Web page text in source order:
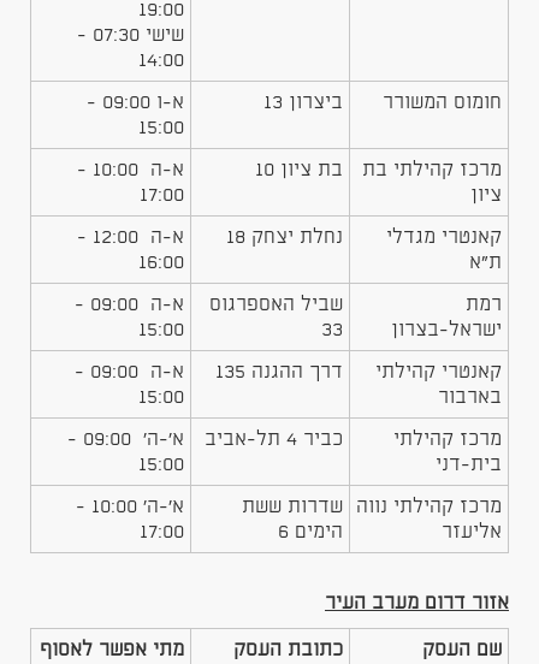
19:00
שישי 07:30 -
14:00
​חומוס המשורר ​ביצרון 13
​א-ו 09:00 -
15:00
מרכז קהילתי בת
ציון
בת ציון 10
א-ה 10:00 -
17:00
קאנטרי מגדלי
ת"א
נחלת יצחק 18
א-ה 12:00 -
16:00
רמת
ישראל-בצרון
שביל האספרגוס
33
א-ה 09:00 -
15:00
קאנטרי קהילתי
בארבור
דרך ההגנה 135
א-ה 09:00 -
15:00
מרכז קהילתי
בית-דני
כביר 4 תל-אביב
א'-ה' 09:00 -
15:00
מרכז קהילתי נווה
אליעזר
שדרות ששת
הימים 6
א'-ה' 10:00 -
17:00
אזור דרום מערב העיר
שם העסק כתובת העסק
מתי אפשר לאסוף